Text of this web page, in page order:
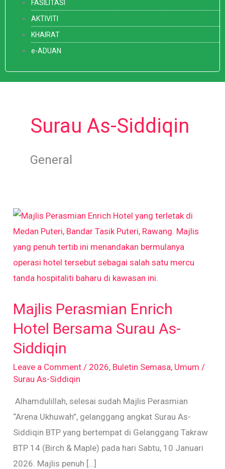
FASILITASI
AKTIVITI
KHAIRAT
e-ADUAN
Surau As-Siddiqin
General
Majlis Perasmian Enrich
Hotel Bersama Surau As-
Siddiqin
Leave a Comment / 2026, Buletin Semasa, Umum /
Surau As-Siddiqin
Alhamdulillah, selesai sudah Majlis Perasmian
“Arena Ukhuwah”, gelanggang angkat Surau As-
Siddiqin BTP yang bertempat di Gelanggang Takraw
BTP 14 (Birch & Maple) pada hari Sabtu, 10 Januari
2026. Majlis penuh […]
Majlis
Perasmian
Enrich
Hotel
Bersama
As-
Siddiqin